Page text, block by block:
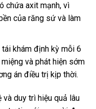
chứa axit mạnh, vì
của răng sứ và làm
tái khám định kỳ mỗi 6
và phát hiện sớm
án điều trị kịp thời.
duy trì hiệu quả lâu